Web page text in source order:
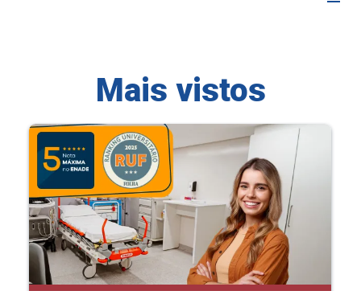
Mais vistos